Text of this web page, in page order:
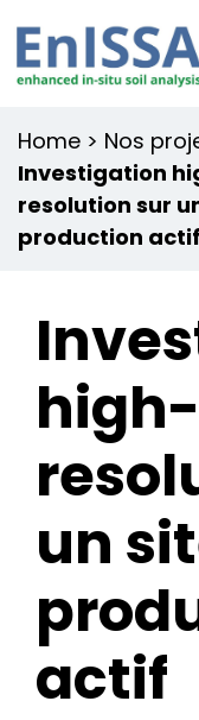
Home > Nos
Investigation
resolution sur
production actif
high-
un
actif